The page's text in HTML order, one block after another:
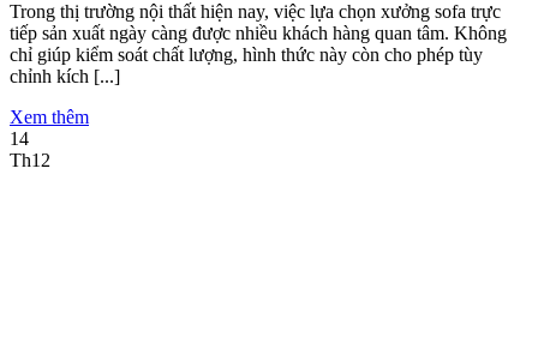
Trong thị trường nội thất hiện nay, việc lựa chọn xưởng sofa trực
tiếp sản xuất ngày càng được nhiều khách hàng quan tâm. Không
chỉ giúp kiểm soát chất lượng, hình thức này còn cho phép tùy
chỉnh kích [...]
Xem thêm
14
Th12